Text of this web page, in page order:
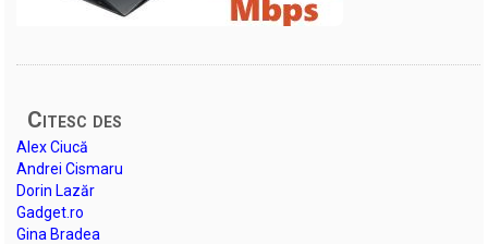
Citesc des
Alex Ciucă
Andrei Cismaru
Dorin Lazăr
Gadget.ro
Gina Bradea